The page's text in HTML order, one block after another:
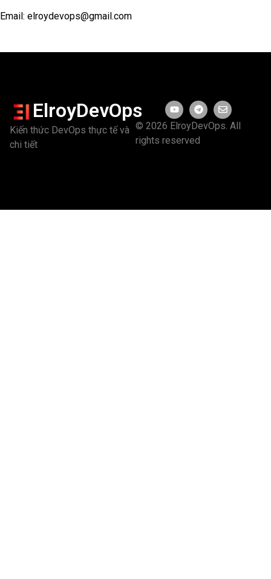
Email: elroydevops@gmail.com
ElroyDevOps
Kiến thức DevOps thực tế và
chi tiết
© 2026 ElroyDevOps. All
rights reserved